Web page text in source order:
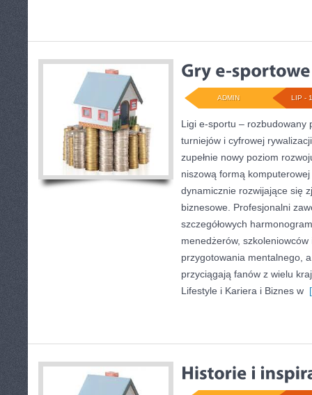
LIP -
ADMIN
Ligi e-sportu – rozbudowany
turniejów i cyfrowej
zupełnie nowy poziom
niszową formą
dynamicznie rozwijające się
biznesowe. Profesjonalni
szczegółowych
menedżerów,
przygotowania mentalnego,
przyciągają fanów z wielu
Lifestyle i Kariera i Biznes w